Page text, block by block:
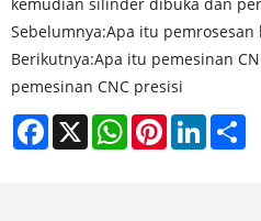
Sebelumnya:Apa itu pemrosesan
Berikutnya:Apa itu pemesinan
pemesinan CNC presisi
Facebook
X WhatsAppPinterestLinkedIn